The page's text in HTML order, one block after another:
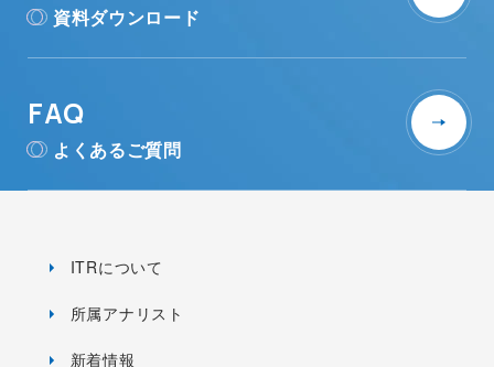
資料ダウンロード
FAQ
よくあるご質問
ITRについて
所属アナリスト
新着情報